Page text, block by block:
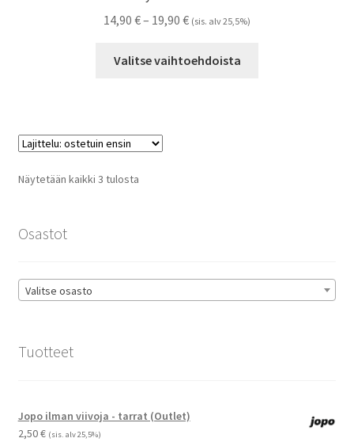
14,90 €– 19,90 €Hintaluokka:
-
(sis. alv 25,5%)
Valitse vaihtoehdoista
Näytetään kaikki 3 tulostaSuosituimmat
Osastot
Valitse osasto
Tuotteet
Jopo ilman viivoja - tarrat (Outlet)
2,50€ (sis. alv 25,5%)